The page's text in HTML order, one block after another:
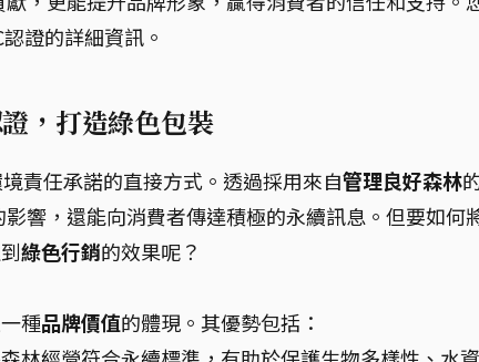
證的詳細資訊。
，打造綠色包裝
責任承諾的直接方式。透過採用來自管理良好森林
響，還能向消費者傳達積極的永續訊息。但要如何
綠色行銷的效果呢？
種品牌價值的體現。其優勢包括：